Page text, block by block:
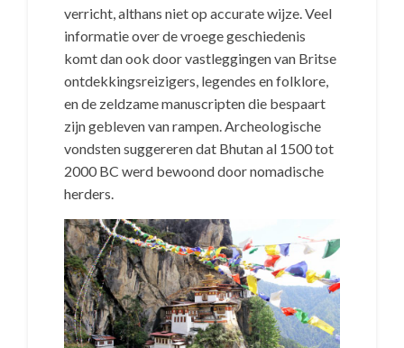
verricht, althans niet op accurate wijze. Veel
informatie over de vroege geschiedenis
komt dan ook door vastleggingen van Britse
ontdekkingsreizigers, legendes en folklore,
en de zeldzame manuscripten die bespaart
zijn gebleven van rampen. Archeologische
vondsten suggereren dat Bhutan al 1500 tot
2000 BC werd bewoond door nomadische
herders.